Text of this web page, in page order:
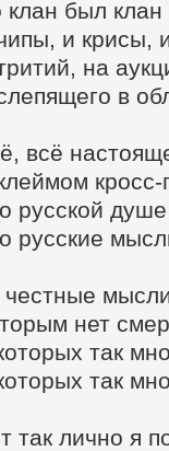
клан был
и крисы,
на
в
всё
русской
русские
честные
нет
так
так
так лично я